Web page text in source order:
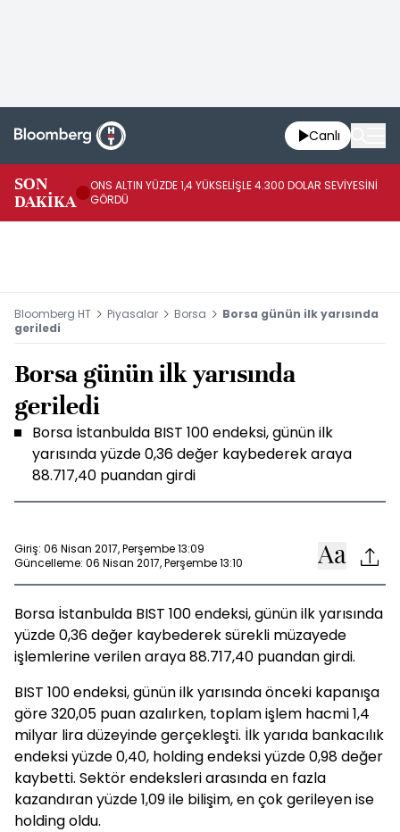
Canlı
SON
DAKİKA
ONS ALTIN YÜZDE 1,4 YÜKSELİŞLE 4.300 DOLAR SEVİYESİNİ
GÖRDÜ
Bloomberg HT Piyasalar Borsa
Borsa günün ilk yarısında
geriledi
Borsa günün ilk yarısında
geriledi
Borsa İstanbulda BIST 100 endeksi, günün ilk
yarısında yüzde 0,36 değer kaybederek araya
88.717,40 puandan girdi
Giriş: 06 Nisan 2017, Perşembe 13:09
Güncelleme: 06 Nisan 2017, Perşembe 13:10
Borsa İstanbulda BIST 100 endeksi, günün ilk yarısında
yüzde 0,36 değer kaybederek sürekli müzayede
işlemlerine verilen araya 88.717,40 puandan girdi.
BIST 100 endeksi, günün ilk yarısında önceki kapanışa
göre 320,05 puan azalırken, toplam işlem hacmi 1,4
milyar lira düzeyinde gerçekleşti. İlk yarıda bankacılık
endeksi yüzde 0,40, holding endeksi yüzde 0,98 değer
kaybetti. Sektör endeksleri arasında en fazla
kazandıran yüzde 1,09 ile bilişim, en çok gerileyen ise
holding oldu.